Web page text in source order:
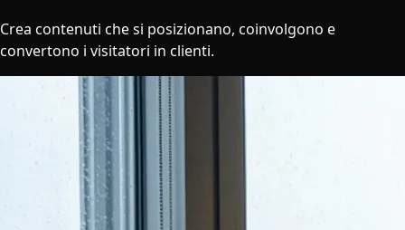
Crea contenuti che si posizionano, coinvolgono e
convertono i visitatori in clienti.